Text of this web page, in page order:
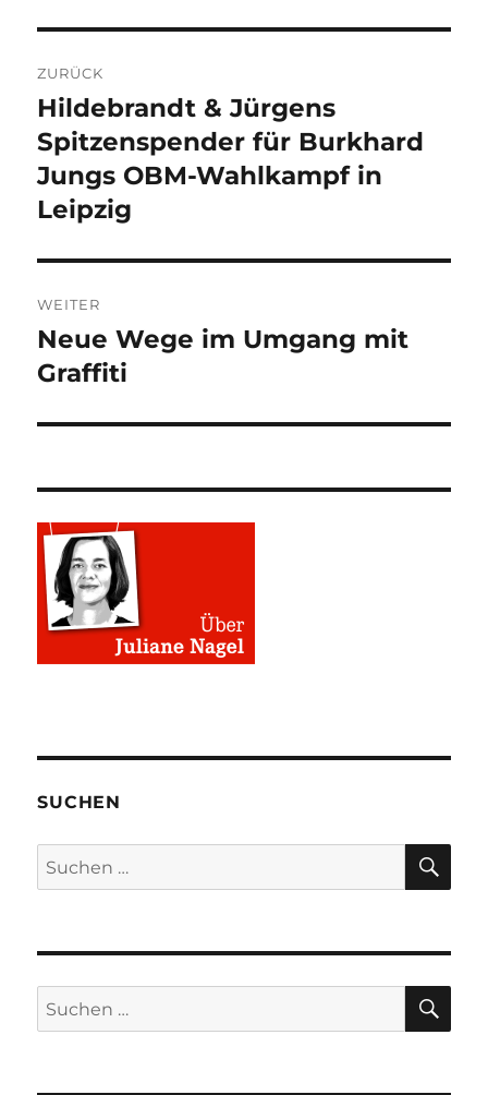
ZURÜCK
Vorheriger
Beitrag:
Hildebrandt & Jürgens
Spitzenspender für Burkhard
Jungs OBM-Wahlkampf in
Leipzig
WEITER
Nächster
Beitrag:
Neue Wege im Umgang mit
Graffiti
SUCHEN
Suchen
nach:
Suchen
nach: